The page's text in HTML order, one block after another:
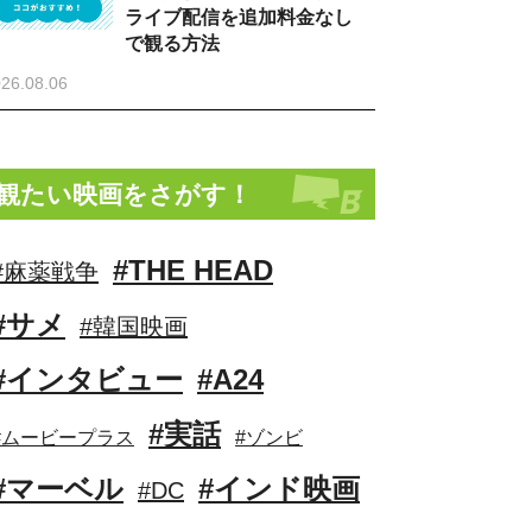
ライブ配信を追加料金なし
で観る方法
たい映画をさがす！
薬戦争 #THE HEAD
サメ
#韓国映画
インタビュー #A24
ービープラス #実話 #ゾンビ
マーベル #DC #インド映画